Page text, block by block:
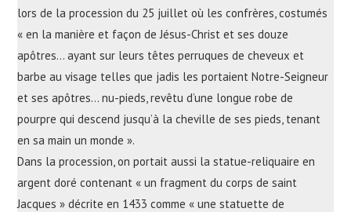
lors de la procession du 25 juillet où les confrères, costumés
« en la manière et façon de Jésus-Christ et ses douze
apôtres… ayant sur leurs têtes perruques de cheveux et
barbe au visage telles que jadis les portaient Notre-Seigneur
et ses apôtres… nu-pieds, revêtu d’une longue robe de
pourpre qui descend jusqu’à la cheville de ses pieds, tenant
en sa main un monde ».
Dans la procession, on portait aussi la statue-reliquaire en
argent doré contenant « un fragment du corps de saint
Jacques » décrite en 1433 comme « une statuette de